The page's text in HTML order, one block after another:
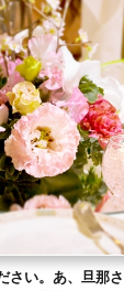
さい。あ、旦那